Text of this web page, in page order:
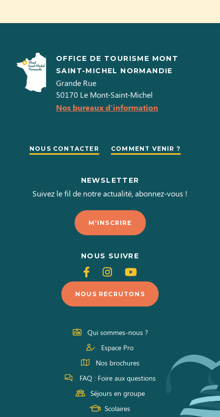
OFFICE DE TOURISME MONT
SAINT-MICHEL NORMANDIE
Grande Rue
50170 Le Mont-Saint-Michel
Nos bureaux d'information
NOUS CONTACTER COMMENT VENIR ?
NEWSLETTER
Suivez le fil de notre actualité, abonnez-vous !
M'INSCRIRE
NOUS SUIVRE
Suivez-
nous
sur
Facebook
Suivez-
nous
sur
Instagram
Suivez-
nous
sur
Youtube
NOUS RECRUTONS
Qui sommes-nous ?
Espace Pro
Nos brochures
FAQ : Foire aux questions
Séjours en groupe
Scolaires